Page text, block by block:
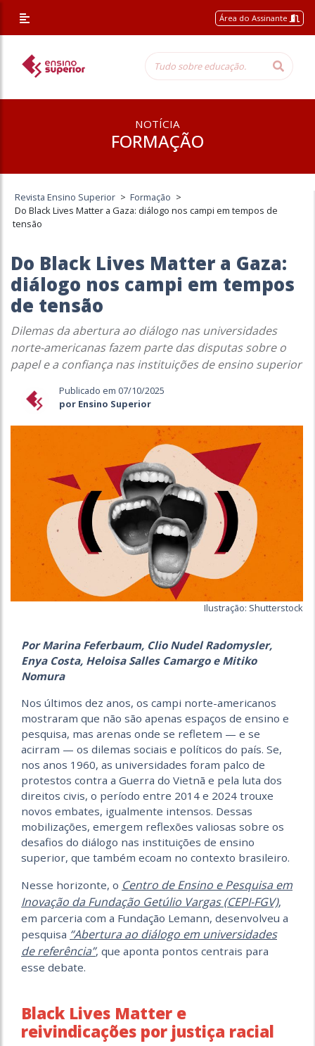
Área do Assinante
NOTÍCIA
FORMAÇÃO
Revista Ensino Superior > Formação >
Do Black Lives Matter a Gaza: diálogo nos campi em tempos de
tensão
Do Black Lives Matter a Gaza:
diálogo nos campi em tempos
de tensão
Dilemas da abertura ao diálogo nas universidades
norte-americanas fazem parte das disputas sobre o
papel e a confiança nas instituições de ensino superior
Publicado em 07/10/2025
por Ensino Superior
Ilustração: Shutterstock
Por Marina Feferbaum, Clio Nudel Radomysler,
Enya Costa, Heloisa Salles Camargo e Mitiko
Nomura
Nos últimos dez anos, os campi norte-americanos
mostraram que não são apenas espaços de ensino e
pesquisa, mas arenas onde se refletem — e se
acirram — os dilemas sociais e políticos do país. Se,
nos anos 1960, as universidades foram palco de
protestos contra a Guerra do Vietnã e pela luta dos
direitos civis, o período entre 2014 e 2024 trouxe
novos embates, igualmente intensos. Dessas
mobilizações, emergem reflexões valiosas sobre os
desafios do diálogo nas instituições de ensino
superior, que também ecoam no contexto brasileiro.
Nesse horizonte, o Centro de Ensino e Pesquisa em
Inovação da Fundação Getúlio Vargas (CEPI-FGV),
em parceria com a Fundação Lemann, desenvolveu a
pesquisa “Abertura ao diálogo em universidades
de referência”, que aponta pontos centrais para
esse debate.
Black Lives Matter e
reivindicações por justiça racial